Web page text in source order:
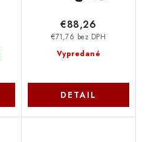
Vypredané
€71,76 bez DPH
€88,26
DETAIL